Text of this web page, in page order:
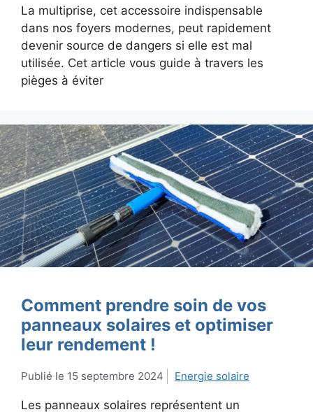
La multiprise, cet accessoire indispensable
dans nos foyers modernes, peut rapidement
devenir source de dangers si elle est mal
utilisée. Cet article vous guide à travers les
pièges à éviter
Comment prendre soin de vos
panneaux solaires et optimiser
leur rendement !
15 septembre 2024 Energie solaire
Les panneaux solaires représentent un